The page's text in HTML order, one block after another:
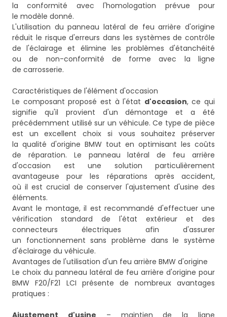
la conformité avec l'homologation prévue pour
le modèle donné.
L'utilisation du panneau latéral de feu arrière d'origine
réduit le risque d'erreurs dans les systèmes de contrôle
de l'éclairage et élimine les problèmes d'étanchéité
ou de non-conformité de forme avec la ligne
de carrosserie.
Caractéristiques de l'élément d'occasion
Le composant proposé est à l'état d'occasion, ce qui
signifie qu'il provient d'un démontage et a été
précédemment utilisé sur un véhicule. Ce type de pièce
est un excellent choix si vous souhaitez préserver
la qualité d'origine BMW tout en optimisant les coûts
de réparation. Le panneau latéral de feu arrière
d'occasion est une solution particulièrement
avantageuse pour les réparations après accident,
où il est crucial de conserver l'ajustement d'usine des
éléments.
Avant le montage, il est recommandé d'effectuer une
vérification standard de l'état extérieur et des
connecteurs électriques afin d'assurer
un fonctionnement sans problème dans le système
d'éclairage du véhicule.
Avantages de l'utilisation d'un feu arrière BMW d'origine
Le choix du panneau latéral de feu arrière d'origine pour
BMW F20/F21 LCI présente de nombreux avantages
pratiques :